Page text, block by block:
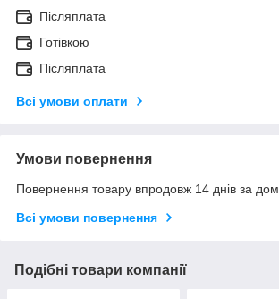
Післяплата
Готівкою
Післяплата
Всі умови оплати
Умови повернення
Повернення товару впродовж 14 днів за
Всі умови повернення
Подібні товари компанії